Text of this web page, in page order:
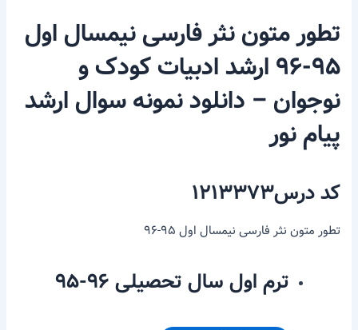
تطور متون نثر فارسی نیمسال اول
۹۵-۹۶ ارشد ادبیات کودک و
نوجوان – دانلود نمونه سوال ارشد
پیام نور
کد درس۱۲۱۳۳۷۳
تطور متون نثر فارسی نیمسال اول ۹۵-۹۶
ترم اول سال تحصیلی ۹۶-۹۵